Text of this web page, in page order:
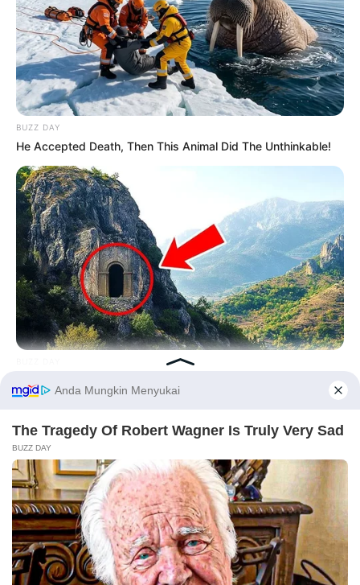
BUZZ DAY
He Accepted Death, Then This Animal Did The Unthinkable!
(58 Caratteri)